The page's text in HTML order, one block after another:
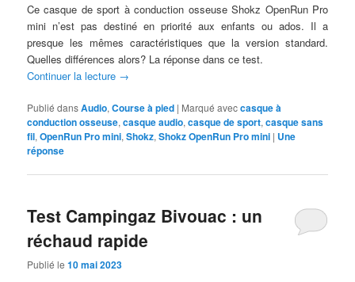
Ce casque de sport à conduction osseuse Shokz OpenRun Pro
mini n’est pas destiné en priorité aux enfants ou ados. Il a
presque les mêmes caractéristiques que la version standard.
Quelles différences alors? La réponse dans ce test.
Continuer la lecture →
Publié dansAudio,Course à pied | Marqué aveccasque à
conduction osseuse,casque audio,casque de sport,casque sans
fil,OpenRun Pro mini,Shokz,Shokz OpenRun Pro mini | Une
réponse
Test Campingaz Bivouac : un
réchaud rapide
Publié le10 mai 2023